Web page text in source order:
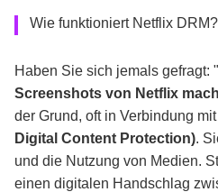
Wie funktioniert Netflix DRM?
Haben Sie sich jemals gefragt: "
Screenshots von Netflix
der Grund, oft in Verbindung mit
Digital Content Protection).
und die Nutzung von Medien.
einen digitalen Handschlag